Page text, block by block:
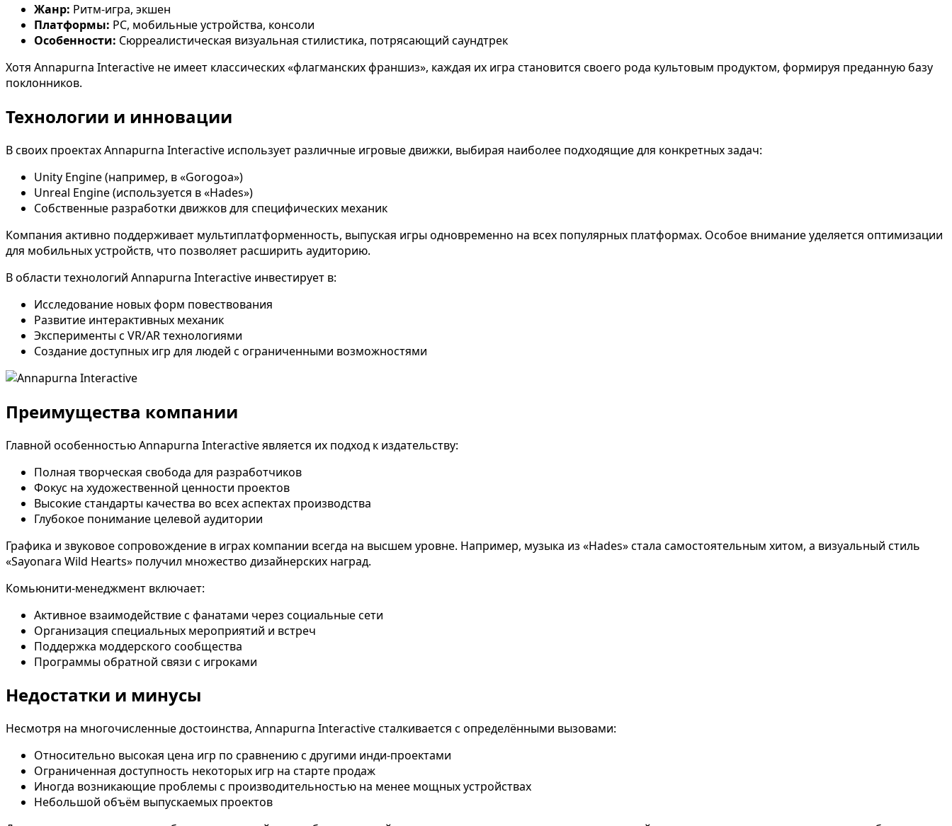
Жанр: Ритм-игра, экшен
Платформы: PC, мобильные устройства, консоли
Особенности: Сюрреалистическая визуальная стилистика, потрясающий саундтрек
Хотя Annapurna Interactive не имеет классических «флагманских франшиз», каждая их игра становится своего рода культовым продуктом, формируя преданную базу
поклонников.
Технологии и инновации
В своих проектах Annapurna Interactive использует различные игровые движки, выбирая наиболее подходящие для конкретных задач:
Unity Engine (например, в «Gorogoa»)
Unreal Engine (используется в «Hades»)
Собственные разработки движков для специфических механик
Компания активно поддерживает мультиплатформенность, выпуская игры одновременно на всех популярных платформах. Особое внимание уделяется оптимизации
для мобильных устройств, что позволяет расширить аудиторию.
В области технологий Annapurna Interactive инвестирует в:
Исследование новых форм повествования
Развитие интерактивных механик
Эксперименты с VR/AR технологиями
Создание доступных игр для людей с ограниченными возможностями
Преимущества компании
Главной особенностью Annapurna Interactive является их подход к издательству:
Полная творческая свобода для разработчиков
Фокус на художественной ценности проектов
Высокие стандарты качества во всех аспектах производства
Глубокое понимание целевой аудитории
Графика и звуковое сопровождение в играх компании всегда на высшем уровне. Например, музыка из «Hades» стала самостоятельным хитом, а визуальный стиль
«Sayonara Wild Hearts» получил множество дизайнерских наград.
Комьюнити-менеджмент включает:
Активное взаимодействие с фанатами через социальные сети
Организация специальных мероприятий и встреч
Поддержка моддерского сообщества
Программы обратной связи с игроками
Недостатки и минусы
Несмотря на многочисленные достоинства, Annapurna Interactive сталкивается с определёнными вызовами:
Относительно высокая цена игр по сравнению с другими инди-проектами
Ограниченная доступность некоторых игр на старте продаж
Иногда возникающие проблемы с производительностью на менее мощных устройствах
Небольшой объём выпускаемых проектов